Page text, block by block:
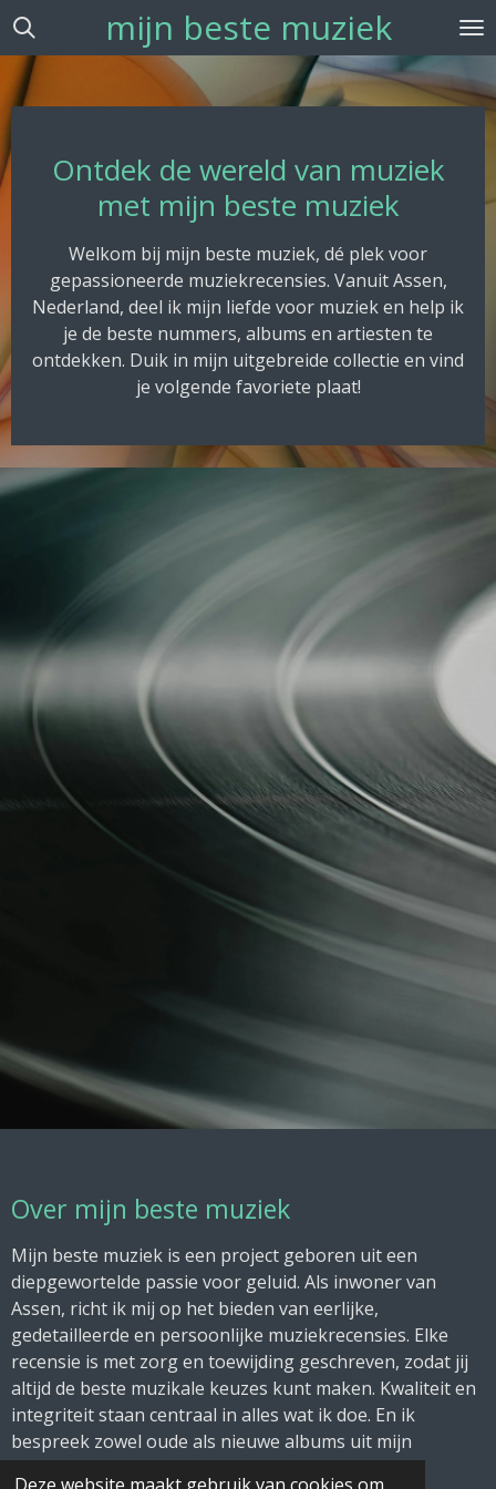
Ga
naar
de
mijn beste muziek
Ontdek de wereld van muziek
met mijn beste muziek
Welkom bij mijn beste muziek, dé plek voor
gepassioneerde muziekrecensies. Vanuit Assen,
Nederland, deel ik mijn liefde voor muziek en help ik
je de beste nummers, albums en artiesten te
ontdekken. Duik in mijn uitgebreide collectie en vind
je volgende favoriete plaat!
Over mijn beste muziek
Mijn beste muziek is een project geboren uit een
diepgewortelde passie voor geluid. Als inwoner van
Assen, richt ik mij op het bieden van eerlijke,
gedetailleerde en persoonlijke muziekrecensies. Elke
recensie is met zorg en toewijding geschreven, zodat jij
altijd de beste muzikale keuzes kunt maken. Kwaliteit en
integriteit staan centraal in alles wat ik doe. En ik
bespreek zowel oude als nieuwe albums uit mijn
collectie.